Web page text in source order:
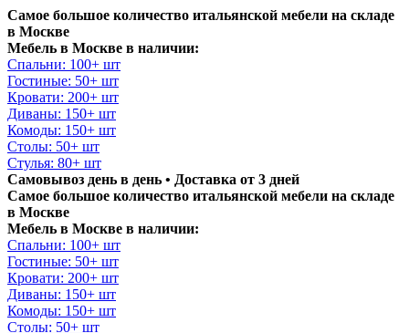
Самое большое количество итальянской мебели на складе
в Москве
Мебель в Москве в наличии:
Спальни: 100+ шт
Гостиные: 50+ шт
Кровати: 200+ шт
Диваны: 150+ шт
Комоды: 150+ шт
Столы: 50+ шт
Стулья: 80+ шт
Самовывоз день в день • Доставка от 3 дней
Самое большое количество итальянской мебели на складе
в Москве
Мебель в Москве в наличии:
Спальни: 100+ шт
Гостиные: 50+ шт
Кровати: 200+ шт
Диваны: 150+ шт
Комоды: 150+ шт
Столы: 50+ шт